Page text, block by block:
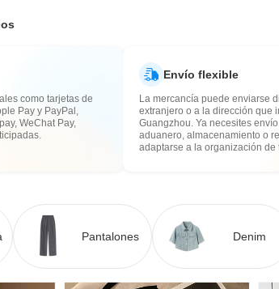
y posventa.
como tarjetas de
Pay y PayPal,
WeChat Pay,
Envío flexible
La mercancía puede enviarse
extranjero o a la dirección que
Guangzhou. Ya necesites
aduanero, almacenamiento o
adaptarse a la organización
Pantalones Denim